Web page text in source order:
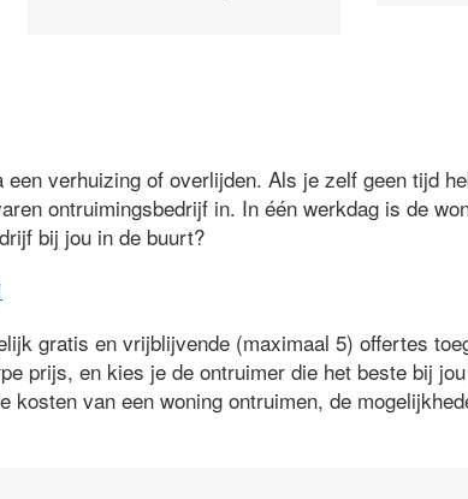
verhuizing of overlijden. Als je zelf geen tijd
ontruimingsbedrijf in. In één werkdag is de
bij jou in de buurt?
gratis en vrijblijvende (maximaal 5) offertes
prijs, en kies je de ontruimer die het beste bij
kosten van een woning ontruimen, de